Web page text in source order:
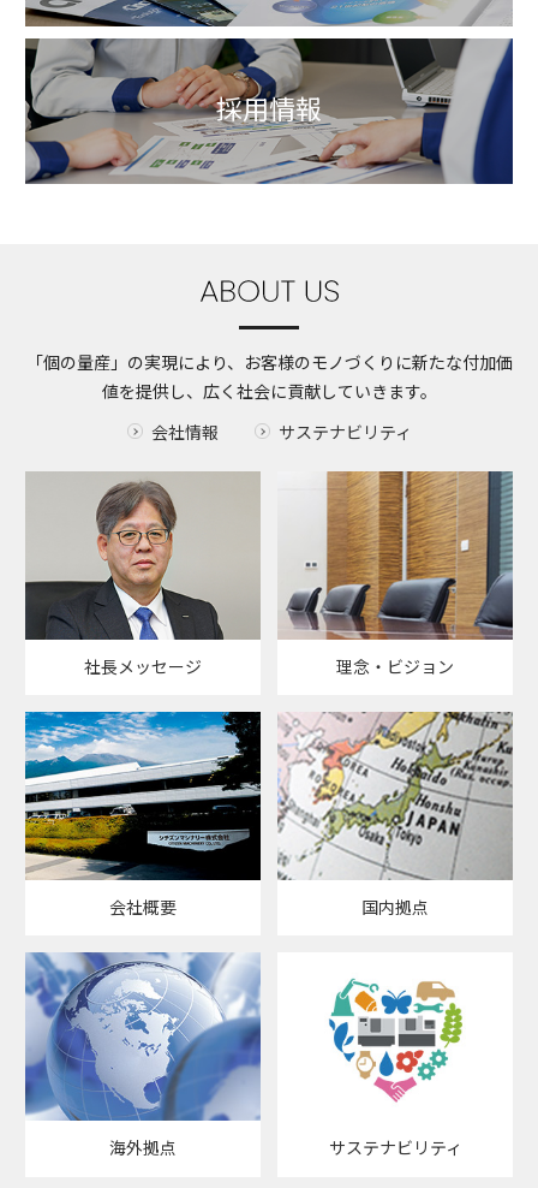
採用情報
「個の量産」の実現により、 お客様のモノづくりに新たな付加価
値を提供し、 広く社会に貢献していきます。
会社情報
サステナビリティ
社長メッセージ 理念・ビジョン
会社概要 国内拠点
海外拠点 サステナビリティ